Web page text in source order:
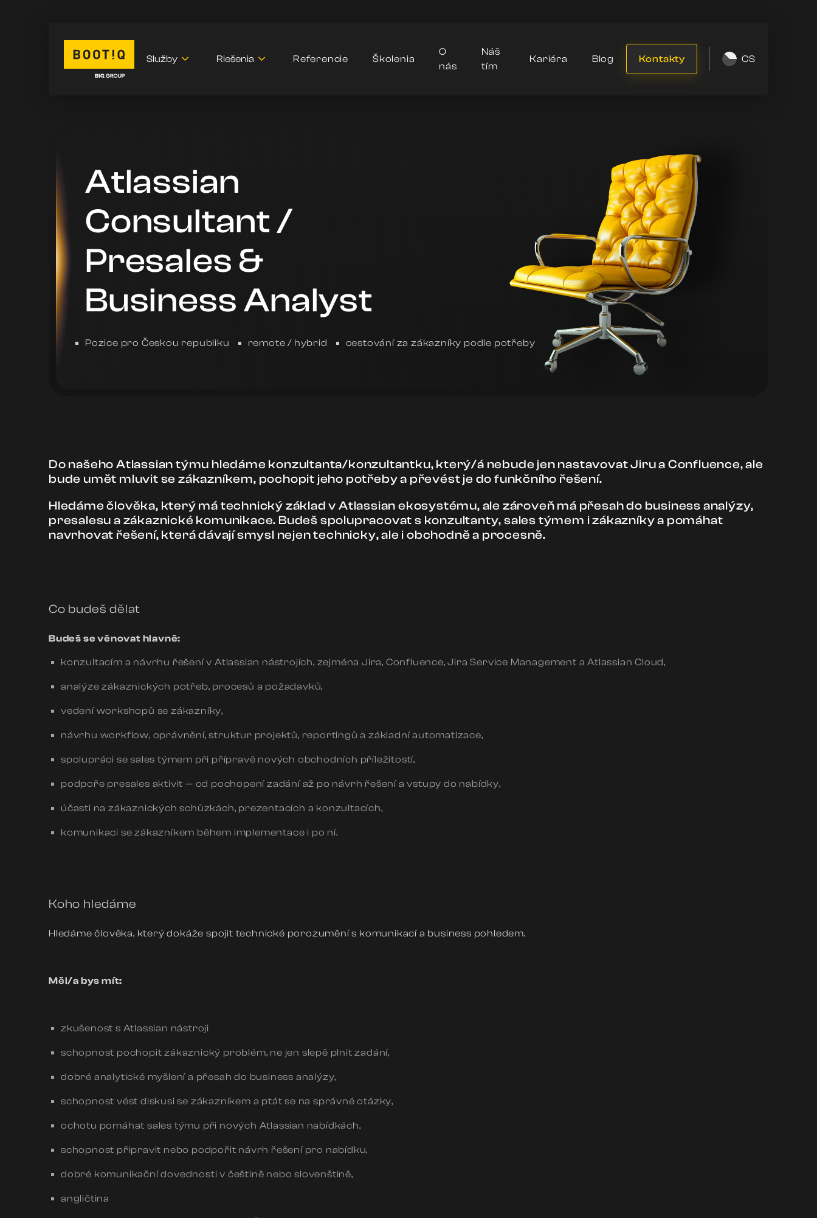
Služby Riešenia Referencie Školenia
O
nás
Náš
tím
Kariéra Blog Kontakty CS
Atlassian
Consultant /
Presales &
Business Analyst
Pozice pro Českou republiku remote / hybrid cestování za zákazníky podle potřeby
Do našeho Atlassian týmu hledáme konzultanta/konzultantku, který/á nebude jen nastavovat Jiru a Confluence, ale
bude umět mluvit se zákazníkem, pochopit jeho potřeby a převést je do funkčního řešení.
Hledáme člověka, který má technický základ v Atlassian ekosystému, ale zároveň má přesah do business analýzy,
presalesu a zákaznické komunikace. Budeš spolupracovat s konzultanty, sales týmem i zákazníky a pomáhat
navrhovat řešení, která dávají smysl nejen technicky, ale i obchodně a procesně.
Co budeš dělat
Budeš se věnovat hlavně:
konzultacím a návrhu řešení v Atlassian nástrojích, zejména Jira, Confluence, Jira Service Management a Atlassian Cloud,
analýze zákaznických potřeb, procesů a požadavků,
vedení workshopů se zákazníky,
návrhu workflow, oprávnění, struktur projektů, reportingů a základní automatizace,
spolupráci se sales týmem při přípravě nových obchodních příležitostí,
podpoře presales aktivit — od pochopení zadání až po návrh řešení a vstupy do nabídky,
účasti na zákaznických schůzkách, prezentacích a konzultacích,
komunikaci se zákazníkem během implementace i po ní.
Koho hledáme
Hledáme člověka, který dokáže spojit technické porozumění s komunikací a business pohledem.
Měl/a bys mít:
zkušenost s Atlassian nástroji
schopnost pochopit zákaznický problém, ne jen slepě plnit zadání,
dobré analytické myšlení a přesah do business analýzy,
schopnost vést diskusi se zákazníkem a ptát se na správné otázky,
ochotu pomáhat sales týmu při nových Atlassian nabídkách,
schopnost připravit nebo podpořit návrh řešení pro nabídku,
dobré komunikační dovednosti v češtině nebo slovenštině,
angličtina